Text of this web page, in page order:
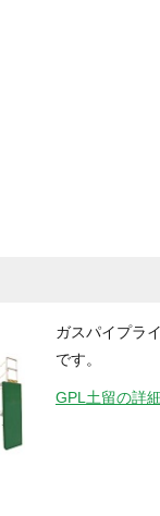
ガスパイプラ
です。
GPL土留の詳